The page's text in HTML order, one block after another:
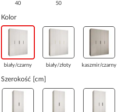
40 50
Kolor
biały/czarny biały/złoty kaszmir/czarny
Szerokość [cm]